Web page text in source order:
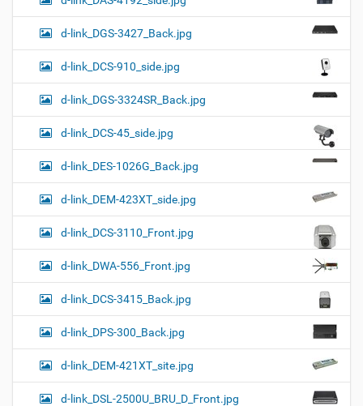
d-link_DGS-3427_Back.jpg
d-link_DCS-910_side.jpg
d-link_DGS-3324SR_Back.jpg
d-link_DCS-45_side.jpg
d-link_DES-1026G_Back.jpg
d-link_DEM-423XT_side.jpg
d-link_DCS-3110_Front.jpg
d-link_DWA-556_Front.jpg
d-link_DCS-3415_Back.jpg
d-link_DPS-300_Back.jpg
d-link_DEM-421XT_site.jpg
d-link_DSL-2500U_BRU_D_Front.jpg